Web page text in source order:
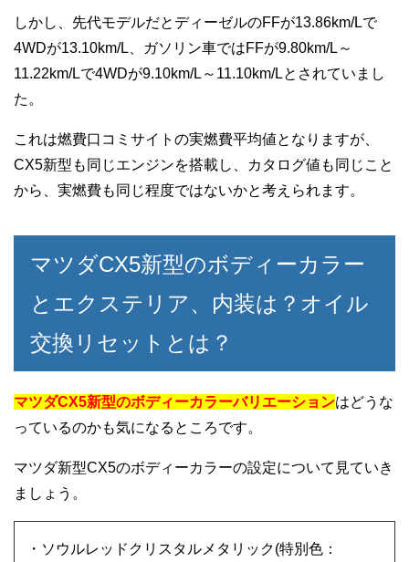
しかし、先代モデルだとディーゼルのFFが13.86km/Lで
4WDが13.10km/L、ガソリン車ではFFが9.80km/L～
11.22km/Lで4WDが9.10km/L～11.10km/Lとされていまし
た。
これは燃費口コミサイトの実燃費平均値となりますが、
CX5新型も同じエンジンを搭載し、カタログ値も同じこと
から、実燃費も同じ程度ではないかと考えられます。
マツダCX5新型のボディーカラー
とエクステリア、内装は？オイル
交換リセットとは？
マツダCX5新型のボディーカラーバリエーションはどうな
っているのかも気になるところです。
マツダ新型CX5のボディーカラーの設定について見ていき
ましょう。
・ソウルレッドクリスタルメタリック(特別色：